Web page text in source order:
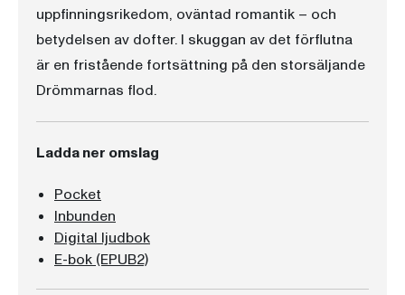
uppfinningsrikedom, oväntad romantik – och
betydelsen av dofter. I skuggan av det förflutna
är en fristående fortsättning på den storsäljande
Drömmarnas flod.
Ladda ner omslag
Pocket
Inbunden
Digital ljudbok
E-bok (EPUB2)